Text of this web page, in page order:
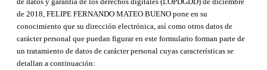
de 2018, FELIPE FERNANDO MATEO BUENO pone en su
conocimiento que su dirección electrónica, así como otros datos de
carácter personal que puedan figurar en este formulario forman parte de
un tratamiento de datos de carácter personal cuyas características se
detallan a continuación: